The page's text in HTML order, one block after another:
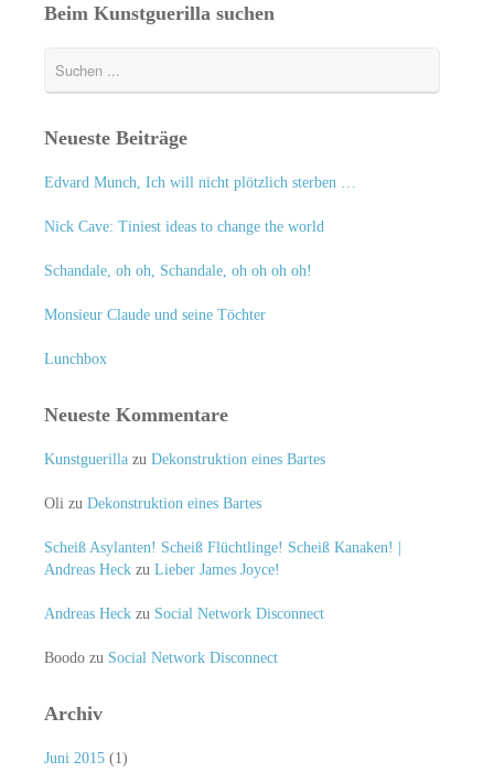
Beim Kunstguerilla suchen
Neueste Beiträge
Edvard Munch, Ich will nicht plötzlich sterben …
Nick Cave: Tiniest ideas to change the world
Schandale, oh oh, Schandale, oh oh oh oh!
Monsieur Claude und seine Töchter
Lunchbox
Neueste Kommentare
Kunstguerillazu Dekonstruktion eines Bartes
Oli zu Dekonstruktion eines Bartes
Scheiß Asylanten! Scheiß Flüchtlinge! Scheiß Kanaken! |
Andreas Heckzu Lieber James Joyce!
Andreas Heckzu Social Network Disconnect
Boodozu Social Network Disconnect
Archiv
Juni 2015(1)